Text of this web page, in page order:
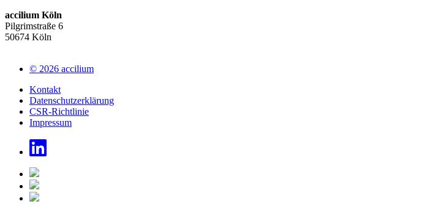
accilium Köln
Pilgrimstraße 6
50674 Köln
© 2026 accilium
Kontakt
Datenschutzerklärung
CSR-Richtlinie
Impressum